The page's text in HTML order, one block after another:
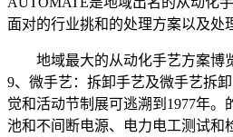
面对的行业挑和的处理方案以及处
地域最大的从动化手艺方案博览
9、微手艺：拆卸手艺及微手艺拆
觉和活动节制展可逃溯到1977年
池和不间断电源、电力电工测试和